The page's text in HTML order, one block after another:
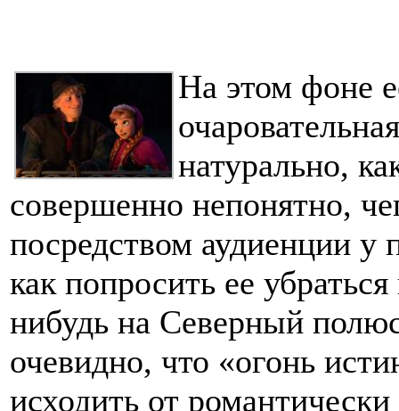
На этом фоне
натурально,
совершенно непонятно,
посредством аудиенции у
как попросить ее
нибудь на Северный
очевидно, что «огонь
исходить от